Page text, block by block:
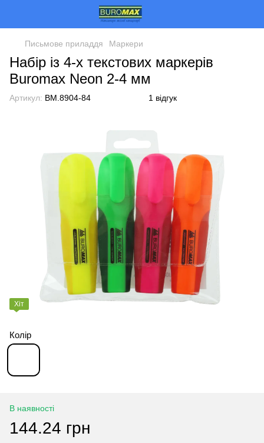
Письмове приладдя Маркери
Набір із 4-х текстових маркерів
Buromax Neon 2-4 мм
Артикул: BM.8904-84 1 відгук
Хіт
Колір
В наявності
144.24 грн